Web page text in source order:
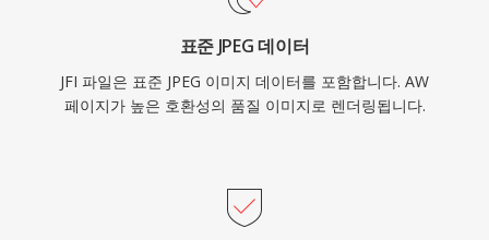
표준 JPEG 데이터
JFI 파일은 표준 JPEG 이미지 데이터를 포함합니다. AW
페이지가 높은 호환성의 품질 이미지로 렌더링됩니다.